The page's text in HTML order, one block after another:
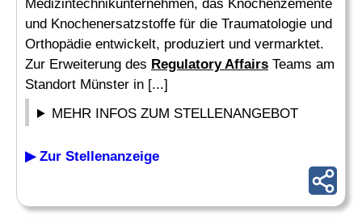
Medizintechnikunternehmen, das Knochenzemente
und Knochenersatzstoffe für die Traumatologie und
Orthopädie entwickelt, produziert und vermarktet.
Zur Erweiterung des Regulatory Affairs Teams am
Standort Münster in [...]
MEHR INFOS ZUM STELLENANGEBOT
▶ Zur Stellenanzeige